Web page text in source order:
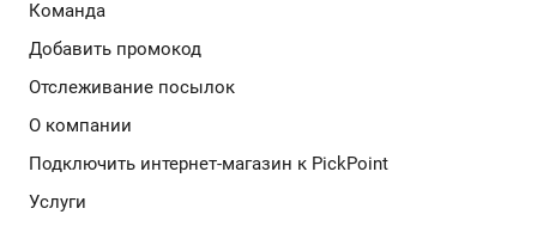
Команда
Добавить промокод
Отслеживание посылок
О компании
Подключить интернет-магазин к PickPoint
Услуги